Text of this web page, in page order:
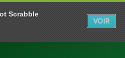
Scrabble
VOIR